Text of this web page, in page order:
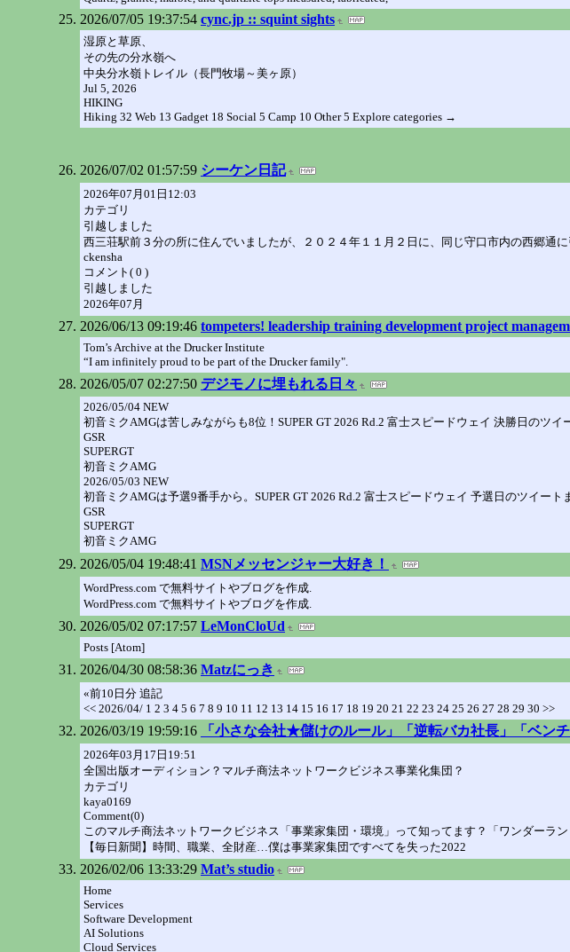
2026/07/05 19:37:54 cync.jp :: squint sights
湿原と草原、
その先の分水嶺へ
中央分水嶺トレイル（長門牧場～美ヶ原）
Jul 5, 2026
HIKING
Hiking 32 Web 13 Gadget 18 Social 5 Camp 10 Other 5 Explore categories →
2026/07/02 01:57:59 シーケン日記
2026年07月01日12:03
カテゴリ
引越しました
西三荘駅前３分の所に住んでいましたが、２０２４年１１月２日に、同じ守口市内の西郷通
ckensha
コメント( 0 )
引越しました
2026年07月
2026/06/13 09:19:46 tompeters! leadership training development project
Tom’s Archive at the Drucker Institute
“I am infinitely proud to be part of the Drucker family".
2026/05/07 02:27:50 デジモノに埋もれる日々
2026/05/04 NEW
初音ミクAMGは苦しみながらも8位！SUPER GT 2026 Rd.2 富士スピードウェイ 決勝日のツイ
GSR
SUPERGT
初音ミクAMG
2026/05/03 NEW
初音ミクAMGは予選9番手から。SUPER GT 2026 Rd.2 富士スピードウェイ 予選日のツイート
GSR
SUPERGT
初音ミクAMG
2026/05/04 19:48:41 MSNメッセンジャー大好き！
WordPress.com で無料サイトやブログを作成.
WordPress.com で無料サイトやブログを作成.
2026/05/02 07:17:57 LeMonCloUd
Posts [Atom]
2026/04/30 08:58:36 Matzにっき
«前10日分 追記
<< 2026/04/ 1 2 3 4 5 6 7 8 9 10 11 12 13 14 15 16 17 18 19 20 21 22 23 24 25 26 27 28 29 30 >>
2026/03/19 19:59:16 「小さな会社★儲けのルール」「逆転バカ社長」「ベン
2026年03月17日19:51
全国出版オーディション？マルチ商法ネットワークビジネス事業化集団？
カテゴリ
kaya0169
Comment(0)
このマルチ商法ネットワークビジネス「事業家集団・環境」って知ってます？「ワンダー
【毎日新聞】時間、職業、全財産…僕は事業家集団ですべてを失った2022
2026/02/06 13:33:29 Mat’s studio
Home
Services
Software Development
AI Solutions
Cloud Services